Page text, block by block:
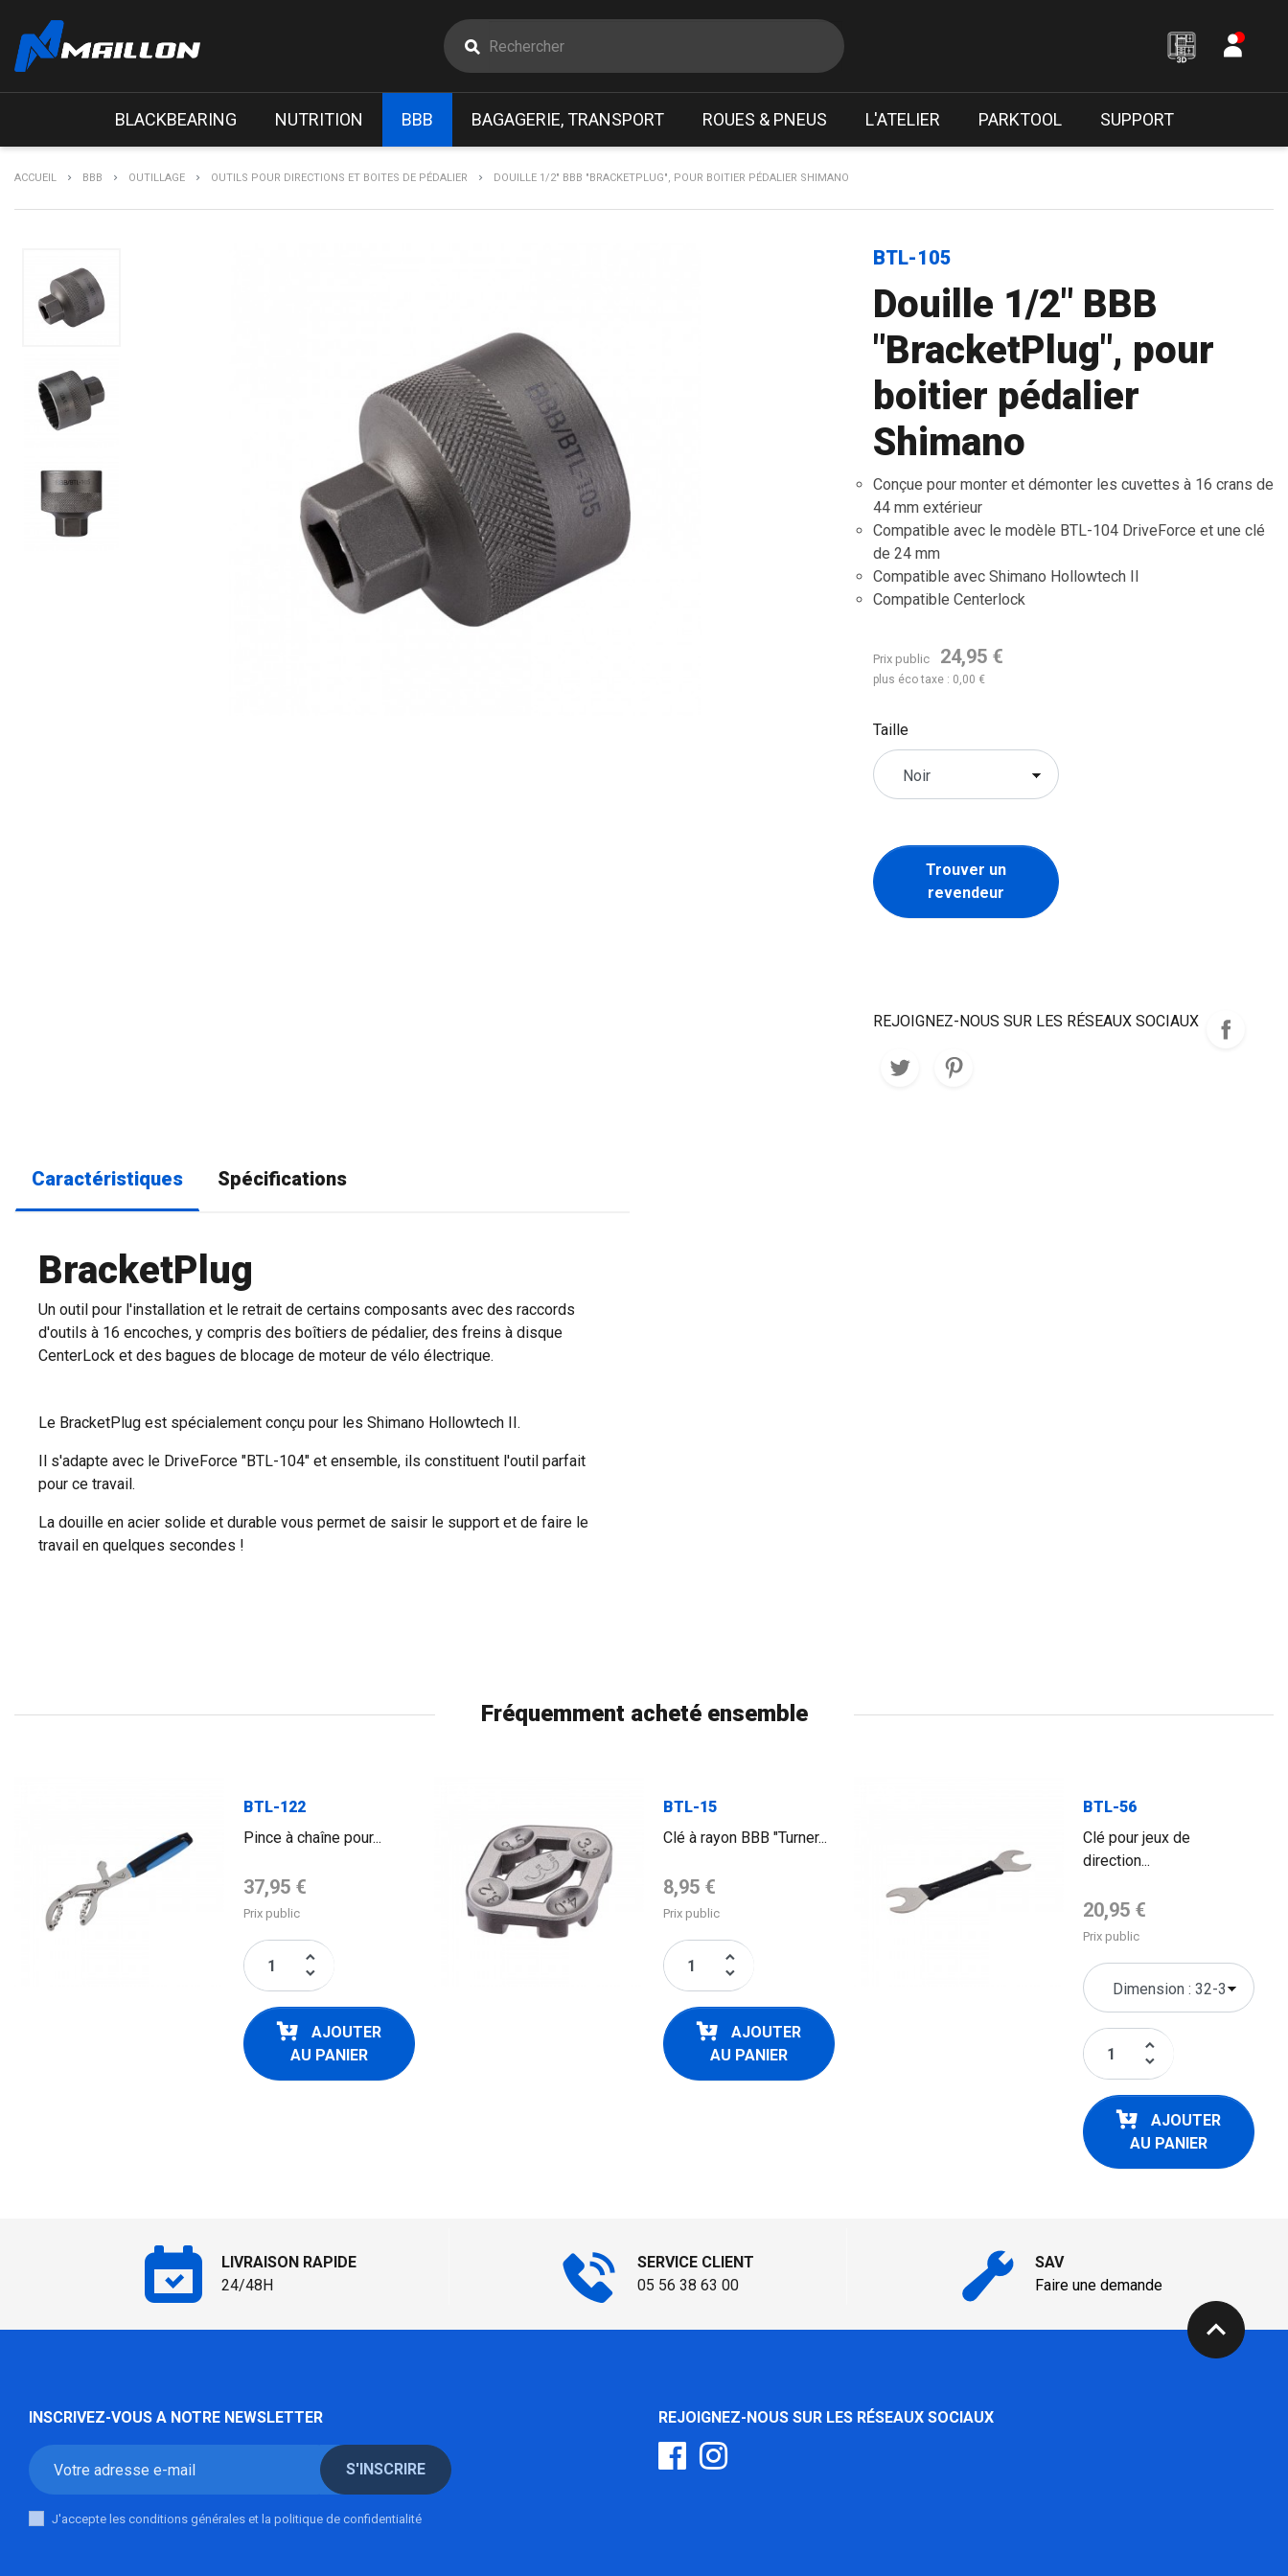
BLACKBEARING NUTRITION BBB BAGAGERIE, TRANSPORT ROUES & PNEUS L'ATELIER PARKTOOL SUPPORT
ACCUEIL BBB OUTILLAGE OUTILS POUR DIRECTIONS ET BOITES DE PÉDALIER DOUILLE 1/2" BBB "BRACKETPLUG", POUR BOITIER PÉDALIER SHIMANO
BTL-105
Douille 1/2" BBB
"BracketPlug", pour
boitier pédalier
Shimano
Conçue pour monter et démonter les cuvettes à 16 crans de
44 mm extérieur
Compatible avec le modèle BTL-104 DriveForce et une clé
de 24 mm
Compatible avec Shimano Hollowtech II
Compatible Centerlock
Prix public 24,95 €
plus éco taxe : 0,00 €
Taille
Trouver un
revendeur
REJOIGNEZ-NOUS SUR LES RÉSEAUX SOCIAUX
Caractéristiques Spécifications
BracketPlug
Un outil pour l'installation et le retrait de certains composants avec des raccords
d'outils à 16 encoches, y compris des boîtiers de pédalier, des freins à disque
CenterLock et des bagues de blocage de moteur de vélo électrique.
Le BracketPlug est spécialement conçu pour les Shimano Hollowtech II.
Il s'adapte avec le DriveForce "BTL-104" et ensemble, ils constituent l'outil parfait
pour ce travail.
La douille en acier solide et durable vous permet de saisir le support et de faire le
travail en quelques secondes !
Fréquemment acheté ensemble
BTL-122
Pince à chaîne pour...
Prix de base
37,95 €
Prix public
keyboard_arrow_up
keyboard_arrow_down
AJOUTER
AU PANIER
BTL-15
Clé à rayon BBB "Turner...
Prix de base
8,95 €
Prix public
keyboard_arrow_up
keyboard_arrow_down
AJOUTER
AU PANIER
BTL-56
Clé pour jeux de
direction...
Prix de base
20,95 €
Prix public
keyboard_arrow_up
keyboard_arrow_down
AJOUTER
AU PANIER
LIVRAISON RAPIDE
24/48H
SERVICE CLIENT
05 56 38 63 00
SAV
Faire une demande
expand_less
INSCRIVEZ-VOUS A NOTRE NEWSLETTER
S'INSCRIRE
J'accepte les conditions générales et la politique de confidentialité
REJOIGNEZ-NOUS SUR LES RÉSEAUX SOCIAUX